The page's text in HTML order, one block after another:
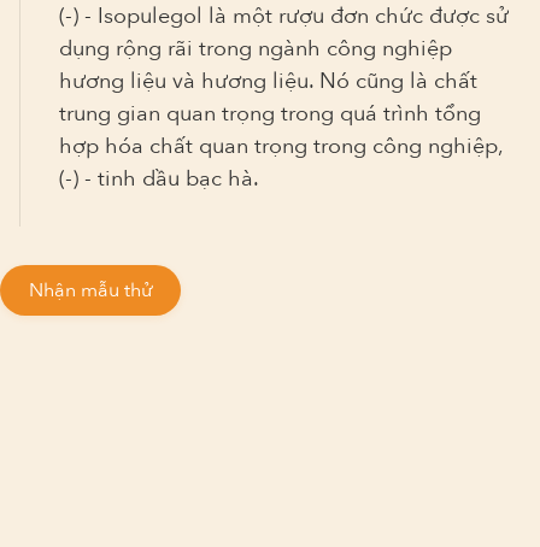
(-) - Isopulegol là một rượu đơn chức được sử
dụng rộng rãi trong ngành công nghiệp
hương liệu và hương liệu. Nó cũng là chất
trung gian quan trọng trong quá trình tổng
hợp hóa chất quan trọng trong công nghiệp,
(-) - tinh dầu bạc hà.
Nhận mẫu thử